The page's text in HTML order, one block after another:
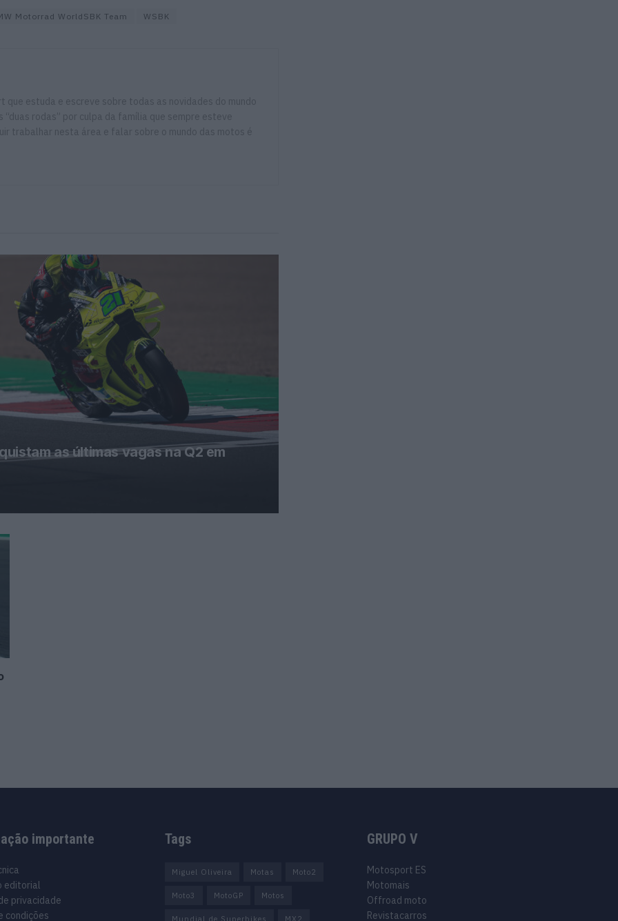
Motorrad WorldSBK Team WSBK
estuda e escreve sobre todas as novidades do mundo
“duas rodas” por culpa da família que sempre esteve
trabalhar nesta área e falar sobre o mundo das motos é
as últimas vagas na Q2 em
importante
editorial
privacidade
condições
Tags
Miguel Oliveira Motas Moto2
Moto3 MotoGP Motos
Mundial de Superbikes MX2
GRUPO V
Motosport ES
Motomais
Offroad moto
Revistacarros